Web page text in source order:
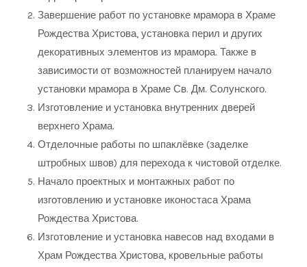
Завершение работ по установке мрамора в Храме
Рождества Христова, установка перил и других
декоративных элементов из мрамора. Также в
зависимости от возможностей планируем начало
установки мрамора в Храме Св. Дм. Солунского.
Изготовление и установка внутренних дверей
верхнего Храма.
Отделочные работы по шпаклёвке (заделке
штробных швов) для перехода к чистовой отделке.
Начало проектных и монтажных работ по
изготовлению и установке иконостаса Храма
Рождества Христова.
Изготовление и установка навесов над входами в
Храм Рождества Христова, кровельные работы